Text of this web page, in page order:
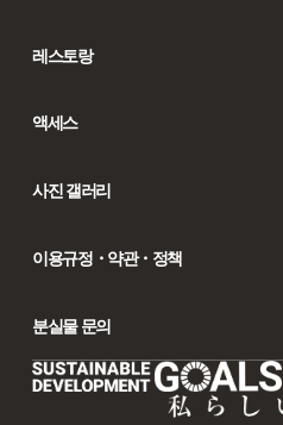
레스토랑
액세스
사진 갤러리
이용규정・약관・정책
분실물 문의